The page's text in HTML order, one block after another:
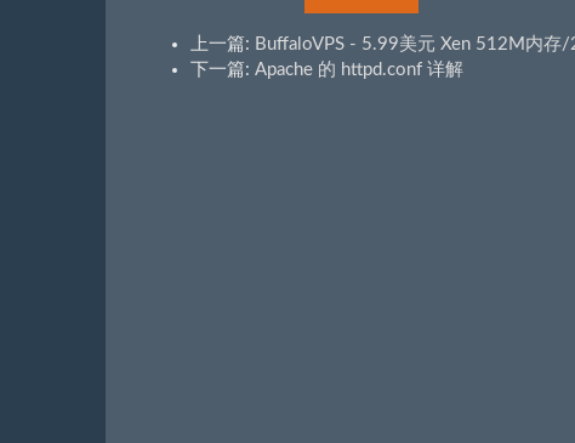
上一篇: BuffaloVPS - 5.99美元 Xen 512M内存
下一篇: Apache 的 httpd.conf 详解